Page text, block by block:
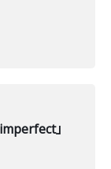
」